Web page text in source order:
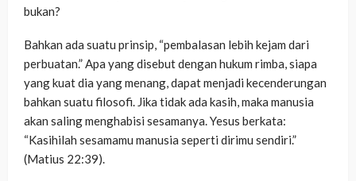
bukan?
Bahkan ada suatu prinsip, “pembalasan lebih kejam dari
perbuatan.” Apa yang disebut dengan hukum rimba, siapa
yang kuat dia yang menang, dapat menjadi kecenderungan
bahkan suatu filosofi. Jika tidak ada kasih, maka manusia
akan saling menghabisi sesamanya. Yesus berkata:
“Kasihilah sesamamu manusia seperti dirimu sendiri.”
(Matius 22:39).